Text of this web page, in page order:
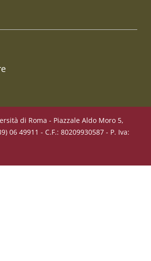
di Roma - Piazzale Aldo Moro 5,
06 49911 - C.F.: 80209930587 - P. Iva: